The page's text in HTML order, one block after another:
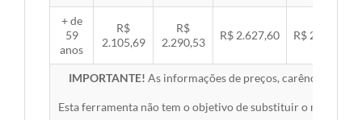
+ de
59
anos
R$
2.105,69
R$
2.290,53
R$ 2.627,60 R$ 2.707,76
IMPORTANTE! As informações de preços, carências,
Esta ferramenta não tem o objetivo de substituir o material